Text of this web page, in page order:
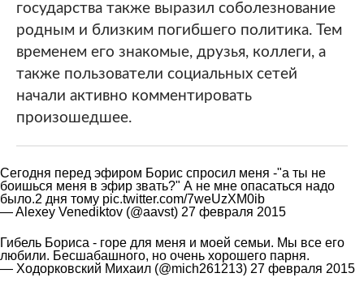
государства также выразил соболезнование
родным и близким погибшего политика. Тем
временем его знакомые, друзья, коллеги, а
также пользователи социальных сетей
начали активно комментировать
произошедшее.
Сегодня перед эфиром Борис спросил меня -"а ты не
боишься меня в эфир звать?" А не мне опасаться надо
было.2 дня тому pic.twitter.com/7weUzXM0ib
— Alexey Venediktov (@aavst) 27 февраля 2015
Гибель Бориса - горе для меня и моей семьи. Мы все его
любили. Бесшабашного, но очень хорошего парня.
— Ходорковский Михаил (@mich261213) 27 февраля 2015